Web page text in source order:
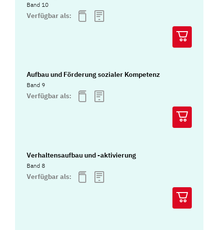
Band 10
Verfügbar als:
Aufbau und Förderung sozialer Kompetenz
Band 9
Verfügbar als:
Verhaltensaufbau und -aktivierung
Band 8
Verfügbar als: